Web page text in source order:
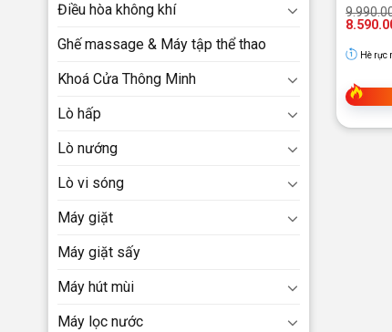
Điều hòa không khí
Ghế massage & Máy tập thể thao
Khoá Cửa Thông Minh
Lò hấp
Lò nướng
Lò vi sóng
Máy giặt
Máy giặt sấy
Máy hút mùi
Máy lọc nước
Giá
gốc
Giá
hiện
là: Hè rực